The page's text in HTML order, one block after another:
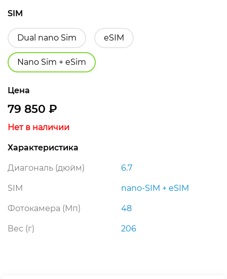
SIM
Dual nano Sim еSIM
Nano Sim + eSim
Цена
79 850 ₽
Нет в наличии
Характеристика
Диагональ (дюйм) 6.7
SIM nano-SIM + eSIM
Фотокамера (Мп) 48
Вес (г) 206